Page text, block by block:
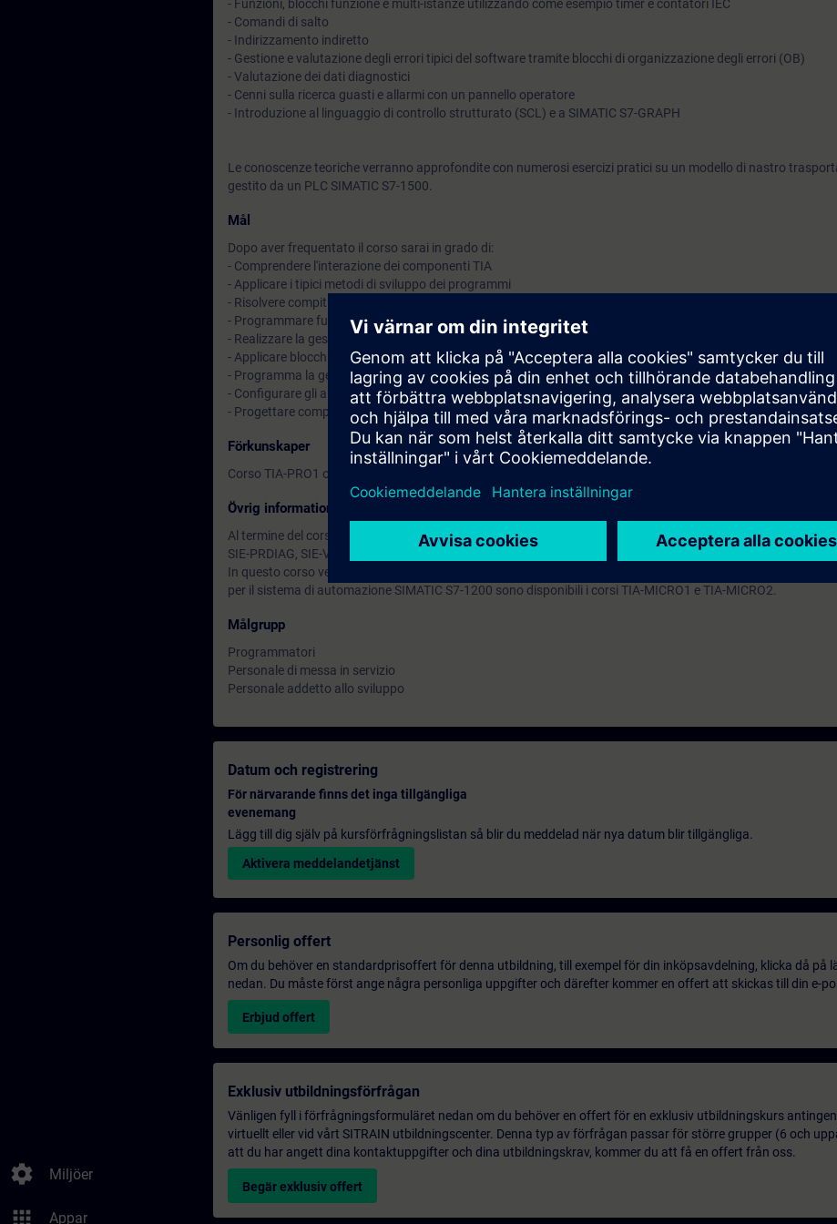
settings Miljöer
apps Appar
sul sistema di controllo e monitoraggio dell'operatore (SIMATIC
programmazione PLC efficiente.
- Funzioni, blocchi funzione e multi-istanze utilizzando come esempio timer e contatori IEC
- Comandi di salto
- Indirizzamento indiretto
- Gestione e valutazione degli errori tipici del software tramite blocchi di organizzazione degli errori (OB)
- Valutazione dei dati diagnostici
- Cenni sulla ricerca guasti e allarmi con un pannello operatore
- Introduzione al linguaggio di controllo strutturato (SCL) e a SIMATIC S7-GRAPH
Le conoscenze teoriche verranno approfondite con numerosi esercizi pratici su un modello di nastro
gestito da un PLC SIMATIC S7-1500.
Mål
Dopo aver frequentato il corso sarai in grado di:
- Comprendere l'interazione dei componenti TIA
- Applicare i tipici metodi di sviluppo dei programmi
- Risolvere compiti di programmazione completi
- Programmare funzioni avanzate come l'indirizzamento indiretto in STEP 7 (TIA Portal)
- Realizzare la gestione dei dati con il sistema di automazione SIMATIC S7
- Applicare blocchi di sistema e blocchi dalla libreria standard STEP 7 (TIA Portal)
- Programma la gestione e la valutazione degli errori tipici del software
- Configurare gli allarmi del sistema di controllo e monitoraggio dell'operatore (SIMATIC HMI)
- Progettare componenti di sistema TIA costituiti da SIMATIC S7, SIMATIC HMI, PROFINET IO e azionamento
Förkunskaper
Corso TIA-PRO1 o equivalenti conoscenze del sistema SIMATIC S7.
Övrig information
Al termine del corso puoi approfondire gli argomenti trattati tramite il nostro SIE-learning 4.0: SIE-TMENG,
SIE-PRDIAG, SIE-VARNT, SIE-PNADV, SIE-PNDIAG, SIE-PSIMAD, SIE-OPCUA.
In questo corso vengono utilizzati il sistema di automazione SIMATIC S7-1500 e il software SIMATIC STEP 7
per il sistema di automazione SIMATIC S7-1200 sono disponibili i corsi TIA-MICRO1 e TIA-MICRO2.
Målgrupp
Programmatori
Personale di messa in servizio
Personale addetto allo sviluppo
Datum och registrering
För närvarande finns det inga tillgängliga
evenemang
Lägg till dig själv på kursförfrågningslistan så blir du meddelad när nya datum blir tillgängliga.
Aktivera meddelandetjänst
Personlig offert
Om du behöver en standardprisoffert för denna utbildning, till exempel för din inköpsavdelning, klicka då på
nedan. Du måste först ange några personliga uppgifter och därefter kommer en offert att skickas till din e-
Erbjud offert
Exklusiv utbildningsförfrågan
Vänligen fyll i förfrågningsformuläret nedan om du behöver en offert för en exklusiv utbildningskurs
virtuellt eller vid vårt SITRAIN utbildningscenter. Denna typ av förfrågan passar för större grupper (6 och
att du har angett dina kontaktuppgifter och dina utbildningskrav, kommer du att få en offert från oss.
Begär exklusiv offert